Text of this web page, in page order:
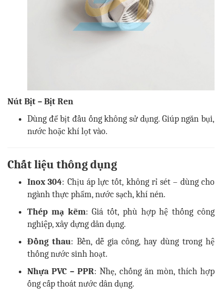
Nút Bịt – Bịt Ren
Dùng để bịt đầu ống không sử dụng. Giúp ngăn bụi,
nước hoặc khí lọt vào.
Chất liệu thông dụng
Inox 304: Chịu áp lực tốt, không rỉ sét – dùng cho
ngành thực phẩm, nước sạch, khí nén.
Thép mạ kẽm: Giá tốt, phù hợp hệ thống công
nghiệp, xây dựng dân dụng.
Đồng thau: Bền, dễ gia công, hay dùng trong hệ
thống nước sinh hoạt.
Nhựa PVC – PPR: Nhẹ, chống ăn mòn, thích hợp
ống cấp thoát nước dân dụng.